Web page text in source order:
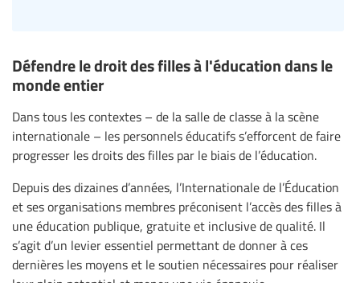
Défendre le droit des filles à l'éducation dans le
monde entier
Dans tous les contextes – de la salle de classe à la scène
internationale – les personnels éducatifs s’efforcent de faire
progresser les droits des filles par le biais de l’éducation.
Depuis des dizaines d’années, l’Internationale de l’Éducation
et ses organisations membres préconisent l’accès des filles à
une éducation publique, gratuite et inclusive de qualité. Il
s’agit d’un levier essentiel permettant de donner à ces
dernières les moyens et le soutien nécessaires pour réaliser